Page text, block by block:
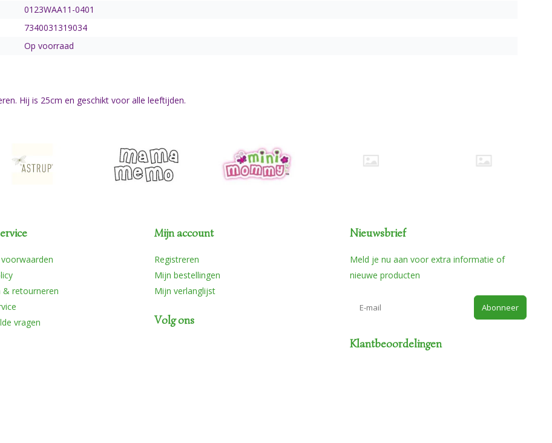
0123WAA11-0401
7340031319034
Op voorraad
Hij is 25cm en geschikt voor alle leeftijden.
& retourneren
vragen
Mijn account
Registreren
Mijn bestellingen
Mijn verlanglijst
Volg ons
Nieuwsbrief
Meld je nu aan voor extra informatie of
nieuwe producten
Abonneer
Klantbeoordelingen